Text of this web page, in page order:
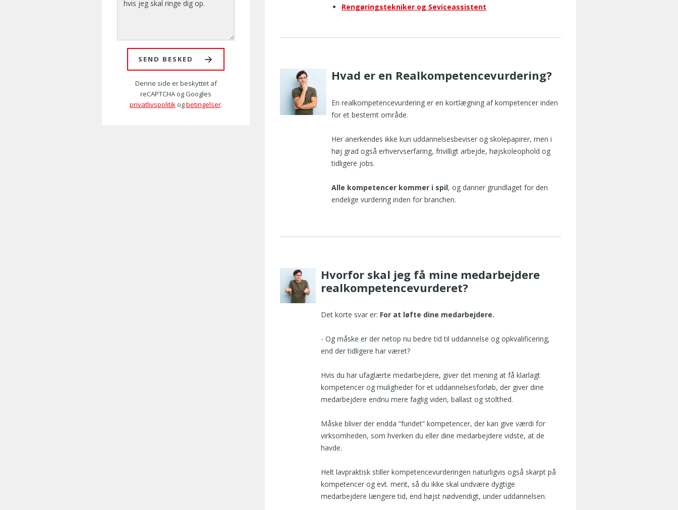
SEND BESKED
Denne side er beskyttet af
reCAPTCHA og Googles
privatlivspolitikogbetingelser.
Rengøringstekniker og Seviceassistent
Hvad er en Realkompetencevurdering?
En realkompetencevurdering er en kortlægning af kompetencer inden
for et bestemt område.
Her anerkendes ikke kun uddannelsesbeviser og skolepapirer, men i
høj grad også erhvervserfaring, frivilligt arbejde, højskoleophold og
tidligere jobs.
Alle kompetencer kommer i spil, og danner grundlaget for den
endelige vurdering inden for branchen.
Hvorfor skal jeg få mine medarbejdere
realkompetencevurderet?
Det korte svar er: For at løfte dine medarbejdere.
- Og måske er der netop nu bedre tid til uddannelse og opkvalificering,
end der tidligere har været?
Hvis du har ufaglærte medarbejdere, giver det mening at få klarlagt
kompetencer og muligheder for et uddannelsesforløb, der giver dine
medarbejdere endnu mere faglig viden, ballast og stolthed.
Måske bliver der endda ”fundet” kompetencer, der kan give værdi for
virksomheden, som hverken du eller dine medarbejdere vidste, at de
havde.
Helt lavpraktisk stiller kompetencevurderingen naturligvis også skarpt på
kompetencer og evt. merit, så du ikke skal undvære dygtige
medarbejdere længere tid, end højst nødvendigt, under uddannelsen.